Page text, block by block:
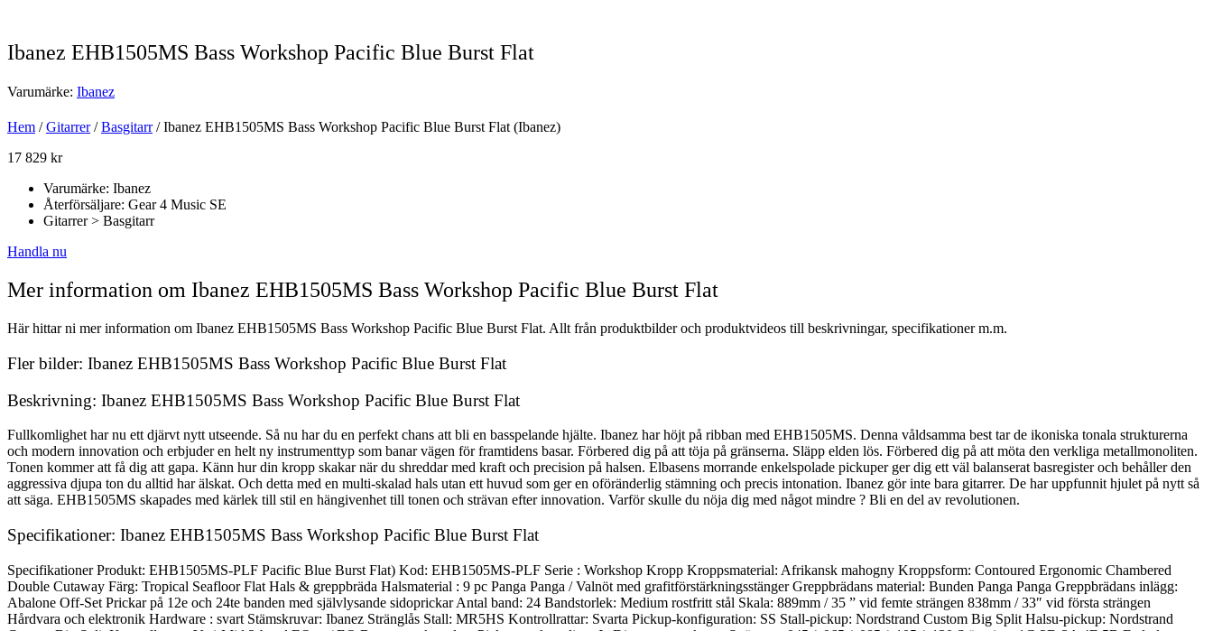
Ibanez EHB1505MS Bass Workshop Pacific Blue Burst Flat
Varumärke: Ibanez
Hem /Gitarrer/Basgitarr/ Ibanez EHB1505MS Bass Workshop Pacific Blue Burst Flat (Ibanez)
17 829 kr
Varumärke: Ibanez
Återförsäljare: Gear 4 Music SE
Gitarrer > Basgitarr
Handla nu
Mer information om Ibanez EHB1505MS Bass Workshop Pacific Blue Burst Flat
Här hittar ni mer information om Ibanez EHB1505MS Bass Workshop Pacific Blue Burst Flat. Allt från produktbilder och produktvideos till beskrivningar, specifikationer m.m.
Fler bilder: Ibanez EHB1505MS Bass Workshop Pacific Blue Burst Flat
Beskrivning: Ibanez EHB1505MS Bass Workshop Pacific Blue Burst Flat
Fullkomlighet har nu ett djärvt nytt utseende. Så nu har du en perfekt chans att bli en basspelande hjälte. Ibanez har höjt på ribban med EHB1505MS. Denna våldsamma best tar de ikoniska tonala strukturerna
och modern innovation och erbjuder en helt ny instrumenttyp som banar vägen för framtidens basar. Förbered dig på att töja på gränserna. Släpp elden lös. Förbered dig på att möta den verkliga metallmonoliten.
Tonen kommer att få dig att gapa. Känn hur din kropp skakar när du shreddar med kraft och precision på halsen. Elbasens morrande enkelspolade pickuper ger dig ett väl balanserat basregister och behåller den
aggressiva djupa ton du alltid har älskat. Och detta med en multi-skalad hals utan ett huvud som ger en oföränderlig stämning och precis intonation. Ibanez gör inte bara gitarrer. De har uppfunnit hjulet på nytt så
att säga. EHB1505MS skapades med kärlek till stil en hängivenhet till tonen och strävan efter innovation. Varför skulle du nöja dig med något mindre ? Bli en del av revolutionen.
Specifikationer: Ibanez EHB1505MS Bass Workshop Pacific Blue Burst Flat
Specifikationer Produkt: EHB1505MS-PLF Pacific Blue Burst Flat) Kod: EHB1505MS-PLF Serie : Workshop Kropp Kroppsmaterial: Afrikansk mahogny Kroppsform: Contoured Ergonomic Chambered
Double Cutaway Färg: Tropical Seafloor Flat Hals & greppbräda Halsmaterial : 9 pc Panga Panga / Valnöt med grafitförstärkningsstänger Greppbrädans material: Bunden Panga Panga Greppbrädans inlägg:
Abalone Off-Set Prickar på 12e och 24te banden med självlysande sidoprickar Antal band: 24 Bandstorlek: Medium rostfritt stål Skala: 889mm / 35 ” vid femte strängen 838mm / 33″ vid första strängen
Hårdvara och elektronik Hardware : svart Stämskruvar: Ibanez Stränglås Stall: MR5HS Kontrollrattar: Svarta Pickup-konfiguration: SS Stall-pickup: Nordstrand Custom Big Split Halsu-pickup: Nordstrand